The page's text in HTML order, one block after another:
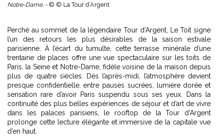
Notre-Dame. - © © La Tour d’Argent
Perché au sommet de la légendaire Tour d’Argent, Le Toit signe
l’un des retours les plus désirables de la saison estivale
parisienne. À l’écart du tumulte, cette terrasse minérale d’une
trentaine de places offre une vue spectaculaire sur les toits de
Paris, la Seine et Notre-Dame, fidèle voisine de la maison depuis
plus de quatre siècles. Dès l’après-midi, l’atmosphère devient
presque confidentielle, entre pauses sucrées, lumière dorée et
sensation rare d’avoir Paris suspendu sous ses yeux. Dans la
continuité des plus belles expériences de séjour et d’art de vivre
dans les palaces parisiens , le rooftop de la Tour d’Argent
prolonge cette lecture élégante et immersive de la capitale vue
d’en haut.